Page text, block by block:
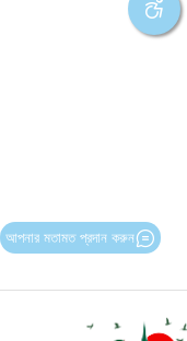
আপনার মতামত প্রদান করুন